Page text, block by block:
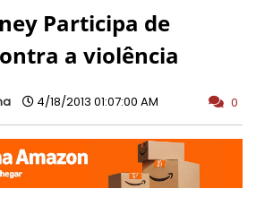
Participa de
a violência
4/18/2013 01:07:00 AM 0